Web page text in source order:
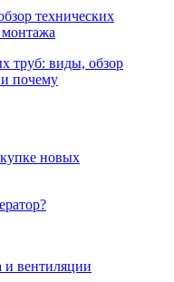
технических
труб: виды, обзор
почему
новых
и вентиляции